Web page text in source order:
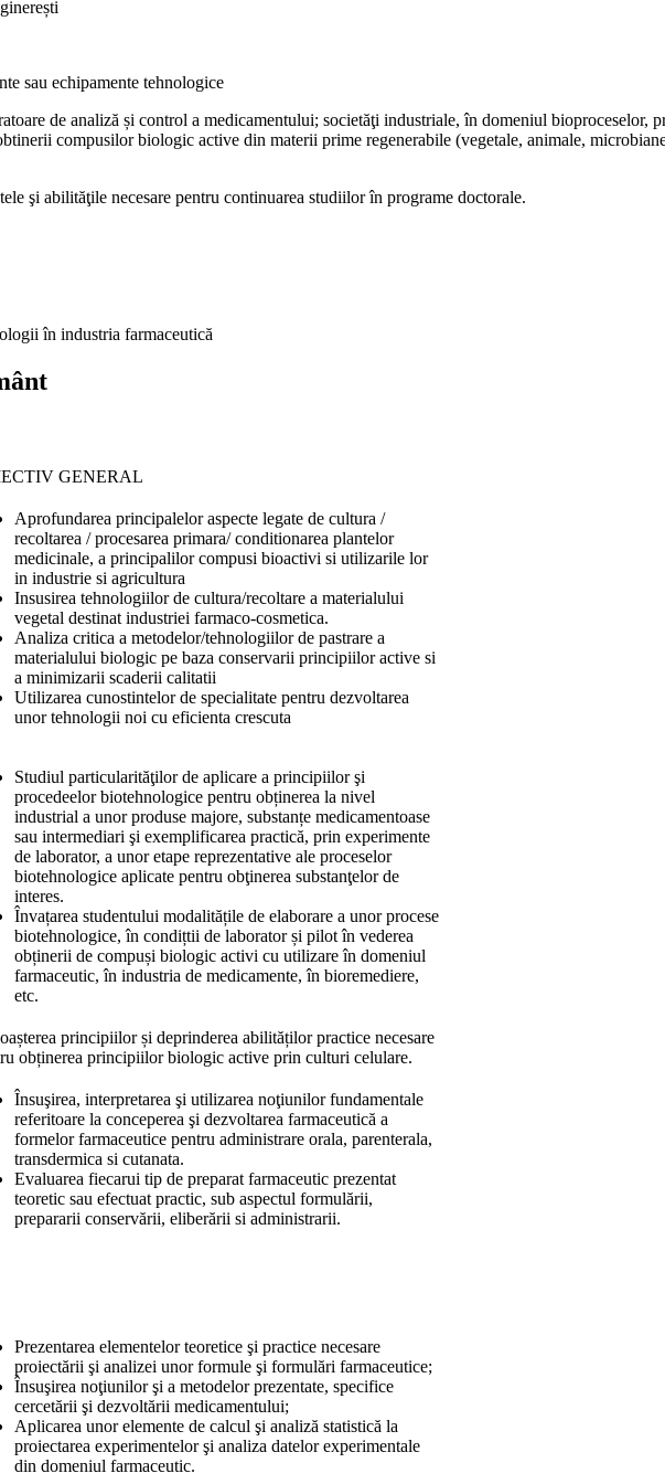
sau echipamente tehnologice
de analiză și control a medicamentului; societăţi industriale, în domeniul bioproceselor,
compusilor biologic active din materii prime regenerabile (vegetale, animale,
şi abilităţile necesare pentru continuarea studiilor în programe doctorale.
în industria farmaceutică
GENERAL
Aprofundarea principalelor aspecte legate de cultura /
recoltarea / procesarea primara/ conditionarea plantelor
medicinale, a principalilor compusi bioactivi si utilizarile lor
in industrie si agricultura
Insusirea tehnologiilor de cultura/recoltare a materialului
vegetal destinat industriei farmaco-cosmetica.
Analiza critica a metodelor/tehnologiilor de pastrare a
materialului biologic pe baza conservarii principiilor active si
a minimizarii scaderii calitatii
Utilizarea cunostintelor de specialitate pentru dezvoltarea
unor tehnologii noi cu eficienta crescuta
Studiul particularităţilor de aplicare a principiilor şi
procedeelor biotehnologice pentru obținerea la nivel
industrial a unor produse majore, substanțe medicamentoase
sau intermediari şi exemplificarea practică, prin experimente
de laborator, a unor etape reprezentative ale proceselor
biotehnologice aplicate pentru obţinerea substanţelor de
interes.
Învațarea studentului modalitățile de elaborare a unor procese
biotehnologice, în condițtii de laborator și pilot în vederea
obținerii de compuși biologic activi cu utilizare în domeniul
farmaceutic, în industria de medicamente, în bioremediere,
etc.
principiilor și deprinderea abilităților practice necesare
obținerea principiilor biologic active prin culturi celulare.
Însuşirea, interpretarea şi utilizarea noţiunilor fundamentale
referitoare la conceperea şi dezvoltarea farmaceutică a
formelor farmaceutice pentru administrare orala, parenterala,
transdermica si cutanata.
Evaluarea fiecarui tip de preparat farmaceutic prezentat
teoretic sau efectuat practic, sub aspectul formulării,
prepararii conservării, eliberării si administrarii.
Prezentarea elementelor teoretice şi practice necesare
proiectării şi analizei unor formule şi formulări farmaceutice;
Însuşirea noţiunilor şi a metodelor prezentate, specifice
cercetării şi dezvoltării medicamentului;
Aplicarea unor elemente de calcul şi analiză statistică la
proiectarea experimentelor şi analiza datelor experimentale
din domeniul farmaceutic.